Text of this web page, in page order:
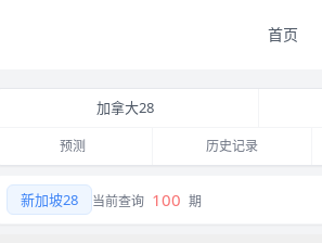
首页
加拿大28
预测 历史记录
新加坡28大小路露珠图 2026-08-09 连开与交替记
新加坡28 当前查询 100 期